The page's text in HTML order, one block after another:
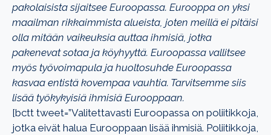
pakolaisista sijaitsee Euroopassa. Eurooppa on yksi
maailman rikkaimmista alueista, joten meillä ei pitäisi
olla mitään vaikeuksia auttaa ihmisiä, jotka
pakenevat sotaa ja köyhyyttä. Euroopassa vallitsee
myös työvoimapula ja huoltosuhde Euroopassa
kasvaa entistä kovempaa vauhtia. Tarvitsemme siis
lisää työkykyisiä ihmisiä Eurooppaan.
[bctt tweet=”Valitettavasti Euroopassa on poliitikkoja,
jotka eivät halua Eurooppaan lisää ihmisiä. Poliitikkoja,